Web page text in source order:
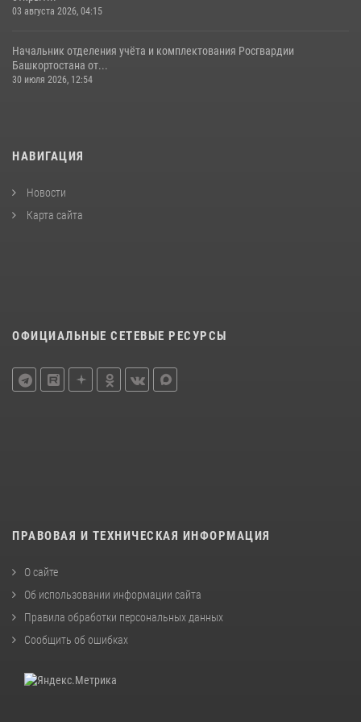
03 августа 2026, 04:15
Начальник отделения учёта и комплектования Росгвардии
Башкортостана от...
30 июля 2026, 12:54
НАВИГАЦИЯ
Новости
Карта сайта
ОФИЦИАЛЬНЫЕ СЕТЕВЫЕ РЕСУРСЫ
ПРАВОВАЯ И ТЕХНИЧЕСКАЯ ИНФОРМАЦИЯ
О сайте
Об использовании информации сайта
Правила обработки персональных данных
Сообщить об ошибках